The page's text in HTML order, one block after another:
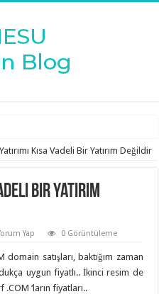
Kısa Vadeli Bir Yatırım Değildir
Bir Yatırım
Yap 0 Görüntüleme
satışları, baktığım zaman
uygun fiyatlı.. İkinci resim de
‘ların fiyatları..